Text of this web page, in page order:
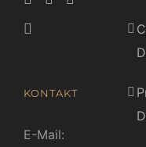
KONTAKT
E-Mail: